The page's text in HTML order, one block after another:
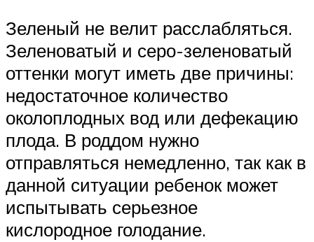
Зеленый не велит расслабляться.
Зеленоватый и серо-зеленоватый
оттенки могут иметь две причины:
недостаточное количество
околоплодных вод или дефекацию
плода. В роддом нужно
отправляться немедленно, так как в
данной ситуации ребенок может
испытывать серьезное
кислородное голодание.